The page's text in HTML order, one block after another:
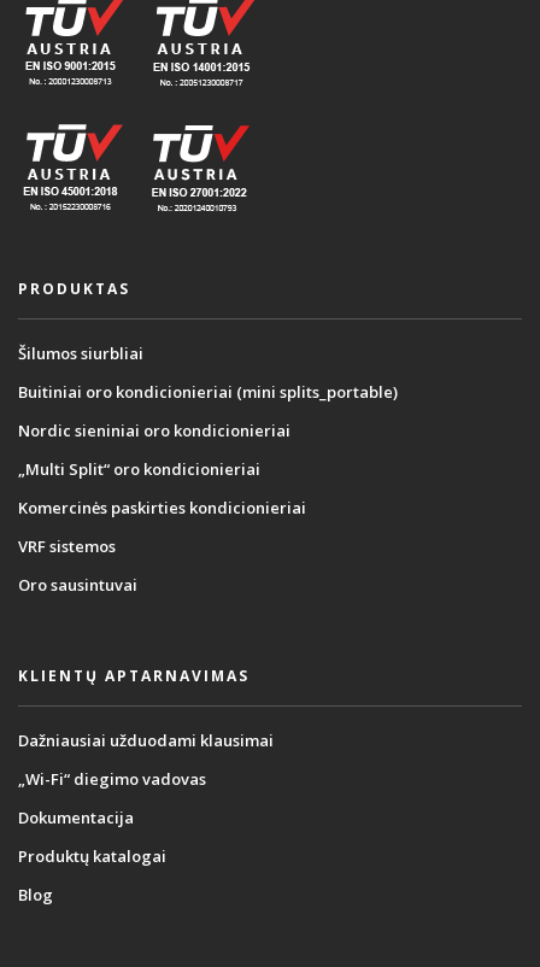
PRODUKTAS
Šilumos siurbliai
Buitiniai oro kondicionieriai (mini splits_portable)
Nordic sieniniai oro kondicionieriai
„Multi Split“ oro kondicionieriai
Komercinės paskirties kondicionieriai
VRF sistemos
Oro sausintuvai
KLIENTŲ APTARNAVIMAS
Dažniausiai užduodami klausimai
„Wi-Fi“ diegimo vadovas
Dokumentacija
Produktų katalogai
Blog